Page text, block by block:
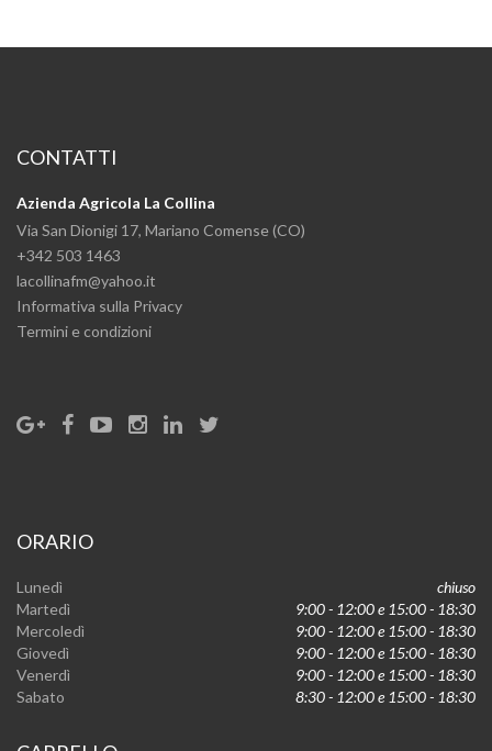
CONTATTI
Azienda Agricola La Collina
Via San Dionigi 17, Mariano Comense (CO)
+342 503 1463
lacollinafm@yahoo.it
Informativa sulla Privacy
Termini e condizioni
ORARIO
Lunedì
chiuso
Martedì
9:00 - 12:00 e 15:00 - 18:30
Mercoledì
9:00 - 12:00 e 15:00 - 18:30
Giovedì
9:00 - 12:00 e 15:00 - 18:30
Venerdì
9:00 - 12:00 e 15:00 - 18:30
Sabato
8:30 - 12:00 e 15:00 - 18:30